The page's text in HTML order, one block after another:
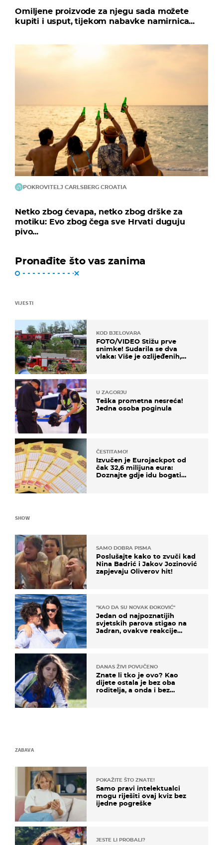
Omiljene proizvode za njegu sada možete
kupiti i usput, tijekom nabavke namirnica...
POKROVITELJ CARLSBERG CROATIA
Netko zbog ćevapa, netko zbog drške za
motiku: Evo zbog čega sve Hrvati duguju
pivo...
Pronađite što vas zanima
VIJESTI
KOD BJELOVARA
FOTO/VIDEO Stižu prve
snimke! Sudarila se dva
vlaka: Više je ozlijeđenih,
U ZAGORJU
Teška prometna nesreća!
Jedna osoba poginula
ČESTITAMO!
Izvučen je Eurojackpot od
čak 32,6 milijuna eura:
Doznajte gdje idu bogati
SHOW
SAMO DOBRA PISMA
Poslušajte kako to zvuči kad
Nina Badrić i Jakov Jozinović
zapjevaju Oliverov hit!
"KAO DA SU NOVAK ĐOKOVIĆ"
Jedan od najpoznatijih
svjetskih parova stigao na
Jadran, ovakve reakcije
DANAS ŽIVI POVUČENO
Znate li tko je ovo? Kao
dijete ostala je bez oba
roditelja, a onda i bez
ZABAVA
POKAŽITE ŠTO ZNATE!
Samo pravi intelektualci
mogu riješiti ovaj kviz bez
ijedne pogreške
JESTE LI PROBALI?